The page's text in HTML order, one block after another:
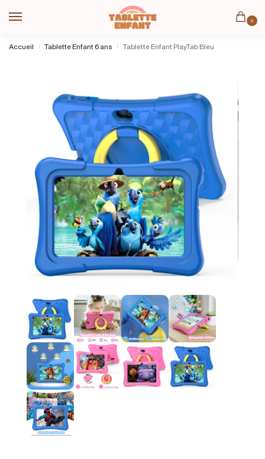
0
Accueil / Tablette Enfant 6 ans / Tablette Enfant PlayTab Bleu